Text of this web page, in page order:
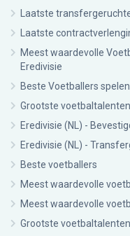
Laatste
Laatste
Meest waardevolle
Eredivisie
Beste Voetballers
Grootste
Eredivisie (NL) -
Eredivisie (NL) -
Beste voetballers
Meest waardevolle
Meest waardevolle
Grootste voetbaltalenten